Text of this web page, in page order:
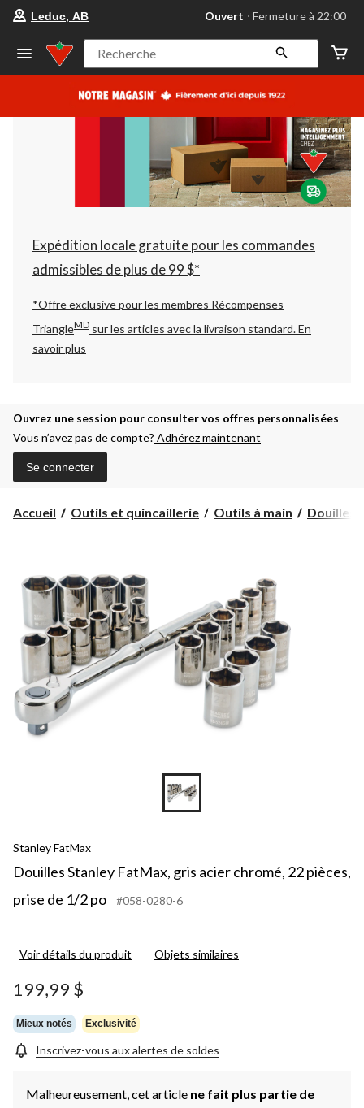
votre
préféré
Leduc,
AB,
courament
Fermeture
à
22:00
cliquer
pour
changer
Leduc, AB Ouvert ⋅ Fermeture à 22:00
Recherche
Expédition locale gratuite pour les commandes
admissibles de plus de 99 $*
*Offre exclusive pour les membres Récompenses
TriangleMD sur les articles avec la livraison standard.En
savoir plus
Ouvrez une session pour consulter vos offres personnalisées
Vous n’avez pas de compte? Adhérez maintenant
Se connecter
Accueil Outils et quincaillerie Outils à main Douilles
Stanley FatMax
Douilles Stanley FatMax, gris acier chromé, 22 pièces,
prise de 1/2 po
#058-0280-6
Voir détails du produit Objets similaires
199,99 $
Mieux notés Exclusivité
Inscrivez-vous aux alertes de soldes
Malheureusement, cet article ne fait plus partie de